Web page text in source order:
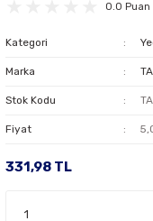
0.0 Puan
Kategori
Marka
Stok Kodu
Fiyat
331,98 TL